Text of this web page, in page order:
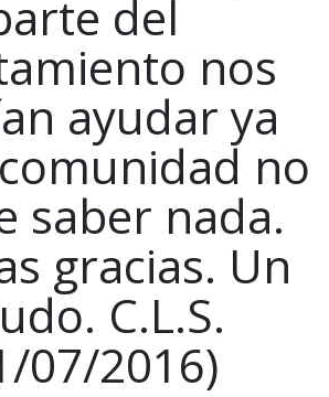
del
nos
ayudar ya
no
saber nada.
gracias. Un
C.L.S.
07/2016)